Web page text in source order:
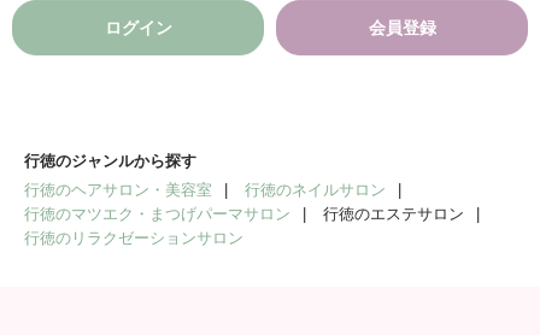
ログイン 会員登録
行徳のジャンルから探す
行徳のヘアサロン・美容室
行徳のネイルサロン
行徳のマツエク・まつげパーマサロン
行徳のエステサロン
行徳のリラクゼーションサロン